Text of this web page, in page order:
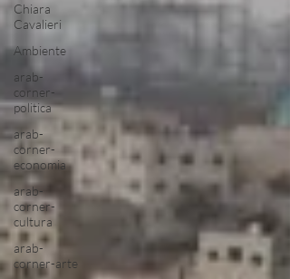
Chiara
Cavalieri
Ambiente
arab-
corner-
politica
arab-
corner-
economia
arab-
corner-
cultura
arab-
corner-arte